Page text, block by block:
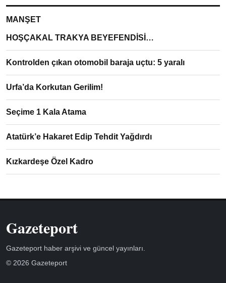
MANŞET
HOŞÇAKAL TRAKYA BEYEFENDİSİ…
Kontrolden çıkan otomobil baraja uçtu: 5 yaralı
Urfa’da Korkutan Gerilim!
Seçime 1 Kala Atama
Atatürk’e Hakaret Edip Tehdit Yağdırdı
Kızkardeşe Özel Kadro
Gazeteport
Gazeteport haber arşivi ve güncel yayınları.
© 2026 Gazeteport